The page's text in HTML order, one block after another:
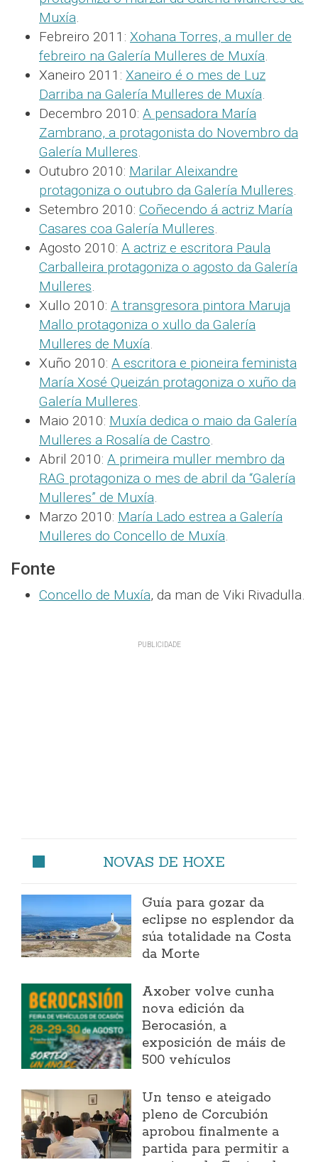
Muxía.
Febreiro 2011: Xohana Torres, a muller de
febreiro na Galería Mulleres de Muxía.
Xaneiro 2011: Xaneiro é o mes de Luz
Darriba na Galería Mulleres de Muxía.
Decembro 2010: A pensadora María
Zambrano, a protagonista do Novembro da
Galería Mulleres.
Outubro 2010: Marilar Aleixandre
protagoniza o outubro da Galería Mulleres.
Setembro 2010: Coñecendo á actriz María
Casares coa Galería Mulleres.
Agosto 2010: A actriz e escritora Paula
Carballeira protagoniza o agosto da Galería
Mulleres.
Xullo 2010: A transgresora pintora Maruja
Mallo protagoniza o xullo da Galería
Mulleres de Muxía.
Xuño 2010: A escritora e pioneira feminista
María Xosé Queizán protagoniza o xuño da
Galería Mulleres.
Maio 2010: Muxía dedica o maio da Galería
Mulleres a Rosalía de Castro.
Abril 2010: A primeira muller membro da
RAG protagoniza o mes de abril da “Galería
Mulleres” de Muxía.
Marzo 2010: María Lado estrea a Galería
Mulleres do Concello de Muxía.
Fonte
Concello de Muxía, da man de Viki Rivadulla.
NOVAS DE HOXE
Guía para gozar da
eclipse no esplendor da
súa totalidade na Costa
da Morte
Axober volve cunha
nova edición da
Berocasión, a
exposición de máis de
500 vehículos
Un tenso e ateigado
pleno de Corcubión
aprobou finalmente a
partida para permitir a